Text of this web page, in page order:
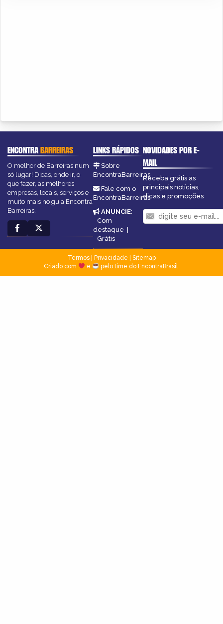
ENCONTRABARREIRAS
O melhor de Barreiras num
só lugar! Dicas, onde ir, o
que fazer, as melhores
empresas, locais, serviços e
muito mais no guia Encontra
Barreiras.
LINKS RÁPIDOS
Sobre
EncontraBarreiras
Fale com o
EncontraBarreiras
ANUNCIE:
Com
destaque |
Grátis
NOVIDADES POR E-
MAIL
Receba grátis as
principais notícias,
dicas e promoções
Termos| Privacidade
Sitemap
Criado com
e pelo time do EncontraBrasil